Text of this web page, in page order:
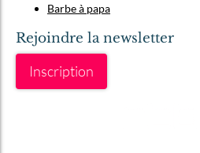
Barbe à papa
Rejoindre la newsletter
Inscription